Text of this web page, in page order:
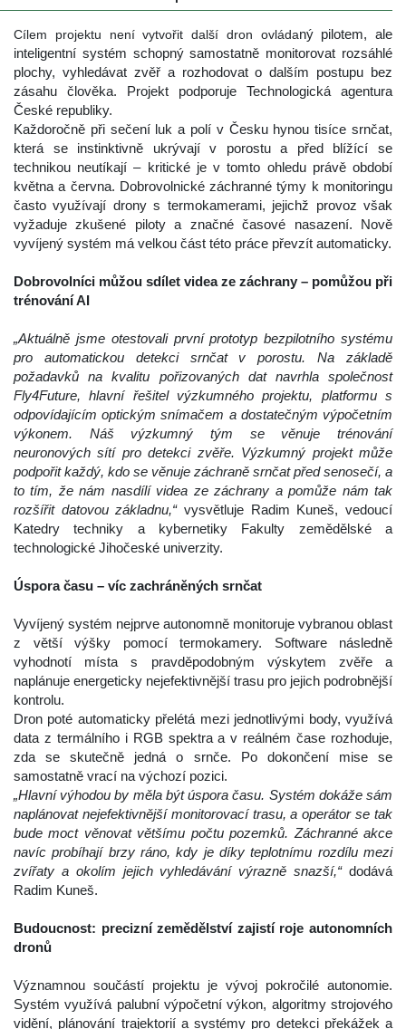
Cílem projektu není vytvořit další dron ovládaný pilotem, ale
inteligentní systém schopný samostatně monitorovat rozsáhlé
plochy, vyhledávat zvěř a rozhodovat o dalším postupu bez
zásahu člověka. Projekt podporuje Technologická agentura
České republiky.
Každoročně při sečení luk a polí v Česku hynou tisíce srnčat,
která se instinktivně ukrývají v porostu a před blížící se
technikou neutíkají – kritické je v tomto ohledu právě období
května a června. Dobrovolnické záchranné týmy k monitoringu
často využívají drony s termokamerami, jejichž provoz však
vyžaduje zkušené piloty a značné časové nasazení. Nově
vyvíjený systém má velkou část této práce převzít automaticky.
Dobrovolníci můžou sdílet videa ze záchrany – pomůžou při
trénování AI
„Aktuálně jsme otestovali první prototyp bezpilotního systému
pro automatickou detekci srnčat v porostu. Na základě
požadavků na kvalitu pořizovaných dat navrhla společnost
Fly4Future, hlavní řešitel výzkumného projektu, platformu s
odpovídajícím optickým snímačem a dostatečným výpočetním
výkonem. Náš výzkumný tým se věnuje trénování
neuronových sítí pro detekci zvěře. Výzkumný projekt může
podpořit každý, kdo se věnuje záchraně srnčat před senosečí, a
to tím, že nám nasdílí videa ze záchrany a pomůže nám tak
rozšířit datovou základnu,“ vysvětluje Radim Kuneš, vedoucí
Katedry techniky a kybernetiky Fakulty zemědělské a
technologické Jihočeské univerzity.
Úspora času – víc zachráněných srnčat
Vyvíjený systém nejprve autonomně monitoruje vybranou oblast
z větší výšky pomocí termokamery. Software následně
vyhodnotí místa s pravděpodobným výskytem zvěře a
naplánuje energeticky nejefektivnější trasu pro jejich podrobnější
kontrolu.
Dron poté automaticky přelétá mezi jednotlivými body, využívá
data z termálního i RGB spektra a v reálném čase rozhoduje,
zda se skutečně jedná o srnče. Po dokončení mise se
amostatně vrací na výchozí pozici.
„Hlavní výhodou by měla být úspora času. Systém dokáže sám
naplánovat nejefektivnější monitorovací trasu, a operátor se tak
bude moct věnovat většímu počtu pozemků. Záchranné akce
navíc probíhají brzy ráno, kdy je díky teplotnímu rozdílu mezi
zvířaty a okolím jejich vyhledávání výrazně snazší,“ dodává
Radim Kuneš.
Budoucnost: precizní zemědělství zajistí roje autonomních
dronů
Významnou součástí projektu je vývoj pokročilé autonomie.
Systém využívá palubní výpočetní výkon, algoritmy strojového
vidění, plánování trajektorií a systémy pro detekci překážek a